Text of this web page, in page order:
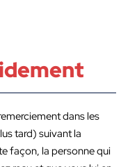
dans les
tard) suivant la
façon, la personne qui